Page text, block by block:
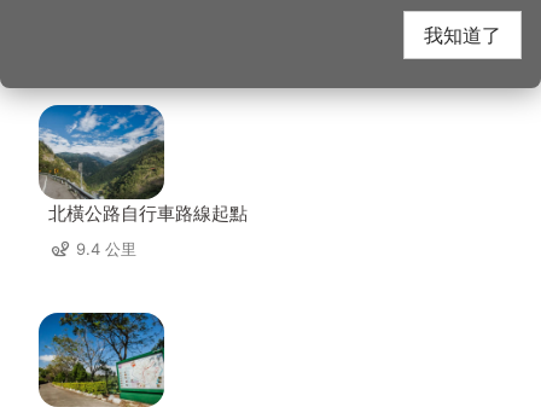
北橫公路自行車路線起點
9.4 公里
我知道了